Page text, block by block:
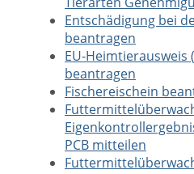
Entschädigung bei
beantragen
EU-Heimtierausweis
beantragen
Fischereischein
PCB mitteilen